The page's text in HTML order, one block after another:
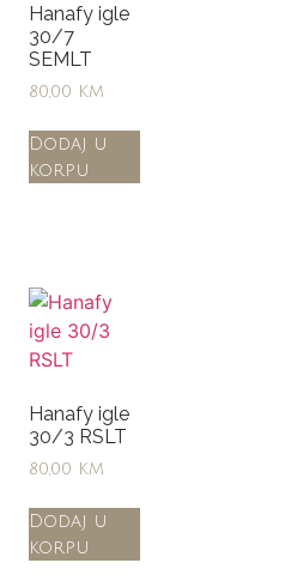
Hanafy igle
30/7
SEMLT
80,00 KM
Dodaj u
korpu
Hanafy igle
30/3 RSLT
80,00 KM
Dodaj u
korpu